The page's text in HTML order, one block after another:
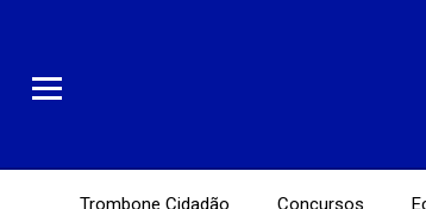
Trombone Cidadão Concursos